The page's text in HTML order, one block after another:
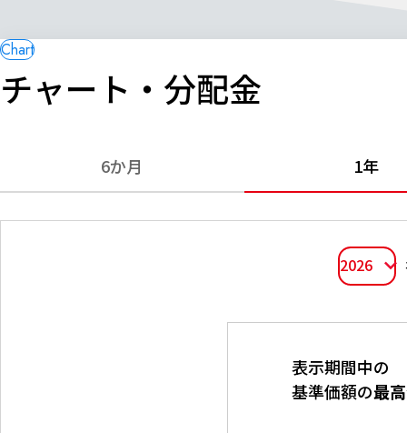
チャート・分配金
6か月 1年
2026
表示期間中の
基準価額の最